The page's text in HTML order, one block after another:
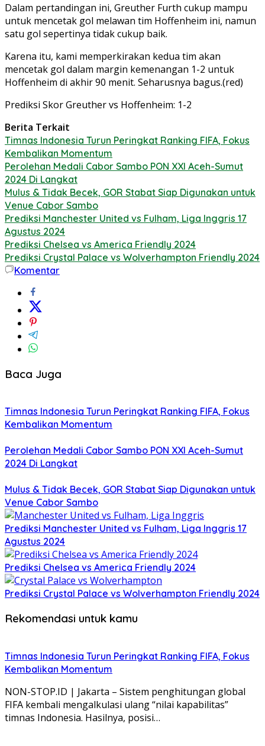
Dalam pertandingan ini, Greuther Furth cukup mampu
untuk mencetak gol melawan tim Hoffenheim ini, namun
satu gol sepertinya tidak cukup baik.
Karena itu, kami memperkirakan kedua tim akan
mencetak gol dalam margin kemenangan 1-2 untuk
Hoffenheim di akhir 90 menit. Seharusnya bagus.(red)
Prediksi Skor Greuther vs Hoffenheim: 1-2
Berita Terkait
Timnas Indonesia Turun Peringkat Ranking FIFA, Fokus
Kembalikan Momentum
Perolehan Medali Cabor Sambo PON XXI Aceh-Sumut
2024 Di Langkat
Mulus & Tidak Becek, GOR Stabat Siap Digunakan untuk
Venue Cabor Sambo
Prediksi Manchester United vs Fulham, Liga Inggris 17
Agustus 2024
Prediksi Chelsea vs America Friendly 2024
Prediksi Crystal Palace vs Wolverhampton Friendly 2024
Komentar
Baca Juga
Timnas Indonesia Turun Peringkat Ranking FIFA, Fokus
Kembalikan Momentum
Perolehan Medali Cabor Sambo PON XXI Aceh-Sumut
2024 Di Langkat
Mulus & Tidak Becek, GOR Stabat Siap Digunakan untuk
Venue Cabor Sambo
Prediksi Manchester United vs Fulham, Liga Inggris 17
Agustus 2024
Prediksi Chelsea vs America Friendly 2024
Prediksi Crystal Palace vs Wolverhampton Friendly 2024
Rekomendasi untuk kamu
Timnas Indonesia Turun Peringkat Ranking FIFA, Fokus
Kembalikan Momentum
NON-STOP.ID | Jakarta – Sistem penghitungan global
FIFA kembali mengalkulasi ulang “nilai kapabilitas”
timnas Indonesia. Hasilnya, posisi…